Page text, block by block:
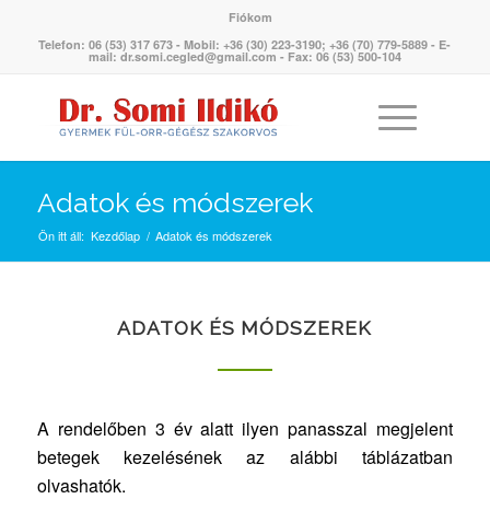
Fiókom
Telefon: 06 (53) 317 673 - Mobil: +36 (30) 223-3190; +36 (70) 779-5889 - E-
mail: dr.somi.cegled@gmail.com - Fax: 06 (53) 500-104
Adatok és módszerek
Ön itt áll: Kezdőlap / Adatok és módszerek
ADATOK ÉS MÓDSZEREK
A rendelőben 3 év alatt ilyen panasszal megjelent
betegek kezelésének az alábbi táblázatban
olvashatók.